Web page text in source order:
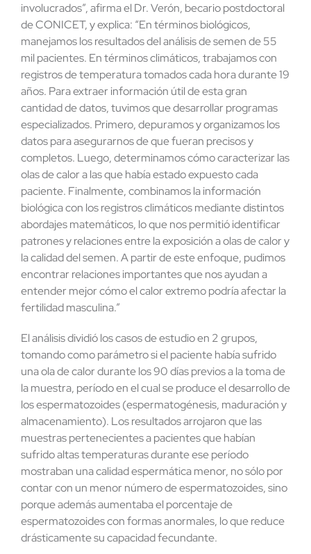
involucrados”, afirma el Dr. Verón, becario postdoctoral
de CONICET, y explica: “En términos biológicos,
manejamos los resultados del análisis de semen de 55
mil pacientes. En términos climáticos, trabajamos con
registros de temperatura tomados cada hora durante 19
años. Para extraer información útil de esta gran
cantidad de datos, tuvimos que desarrollar programas
especializados. Primero, depuramos y organizamos los
datos para asegurarnos de que fueran precisos y
completos. Luego, determinamos cómo caracterizar las
olas de calor a las que había estado expuesto cada
paciente. Finalmente, combinamos la información
biológica con los registros climáticos mediante distintos
abordajes matemáticos, lo que nos permitió identificar
patrones y relaciones entre la exposición a olas de calor y
la calidad del semen. A partir de este enfoque, pudimos
encontrar relaciones importantes que nos ayudan a
entender mejor cómo el calor extremo podría afectar la
fertilidad masculina.”
El análisis dividió los casos de estudio en 2 grupos,
tomando como parámetro si el paciente había sufrido
una ola de calor durante los 90 días previos a la toma de
la muestra, período en el cual se produce el desarrollo de
los espermatozoides (espermatogénesis, maduración y
almacenamiento). Los resultados arrojaron que las
muestras pertenecientes a pacientes que habían
sufrido altas temperaturas durante ese período
mostraban una calidad espermática menor, no sólo por
contar con un menor número de espermatozoides, sino
porque además aumentaba el porcentaje de
espermatozoides con formas anormales, lo que reduce
drásticamente su capacidad fecundante.